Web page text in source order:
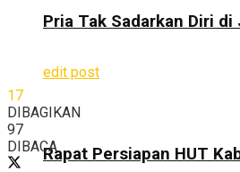
Pria Tak Sadarkan Diri di
edit post
Rapat Persiapan HUT
17
DIBAGIKAN
97
DIBACA